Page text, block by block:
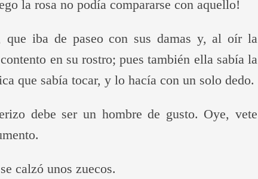
la rosa no podía compararse con aquello!
que iba de paseo con sus damas y, al oír la
en su rostro; pues también ella sabía la
que sabía tocar, y lo hacía con un solo dedo.
debe ser un hombre de gusto. Oye, vete
calzó unos zuecos.